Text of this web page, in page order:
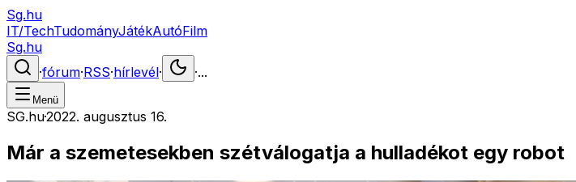
Sg.hu
IT/TechTudományJátékAutóFilm
Sg.hu
·fórum·RSS·hírlevél· ·...
Menü
SG.hu·2022. augusztus 16.
Már a szemetesekben szétválogatja a hulladékot egy robot